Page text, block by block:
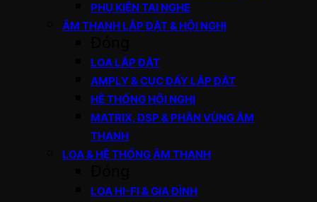
PHỤ KIỆN TAI NGHE
ÂM THANH LẮP ĐẶT & HỘI NGHỊ
LOA LẮP ĐẶT
AMPLY & CỤC ĐẨY LẮP ĐẶT
HỆ THỐNG HỘI NGHỊ
MATRIX, DSP & PHÂN VÙNG ÂM
THANH
LOA & HỆ THỐNG ÂM THANH
LOA HI-FI & GIA ĐÌNH